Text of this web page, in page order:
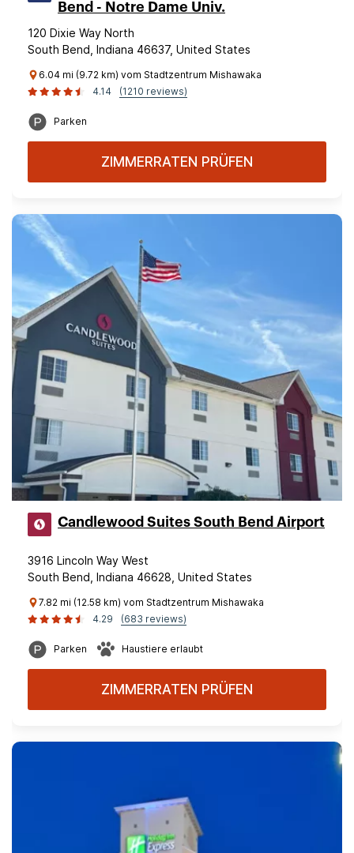
Bend - Notre Dame Univ.
120 Dixie Way North
South Bend, Indiana 46637, United States
6.04 mi (9.72 km) vom Stadtzentrum Mishawaka
4.14
(1210 reviews)
Parken
ZIMMERRATEN PRÜFEN
Candlewood Suites South Bend Airport
3916 Lincoln Way West
South Bend, Indiana 46628, United States
7.82 mi (12.58 km) vom Stadtzentrum Mishawaka
4.29
(683 reviews)
Parken Haustiere erlaubt
ZIMMERRATEN PRÜFEN